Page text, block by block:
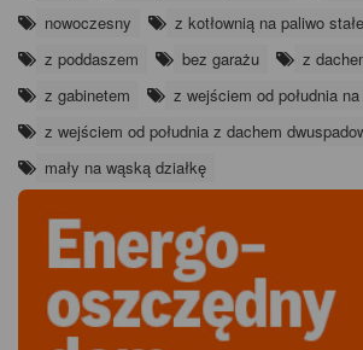
nowoczesny
z kotłownią na paliwo
z poddaszem
bez garażu
z
z gabinetem
z wejściem od południa
z wejściem od południa z dachem
mały na wąską działkę